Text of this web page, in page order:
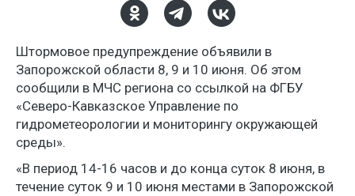
Штормовое предупреждение объявили в
Запорожской области 8, 9 и 10 июня. Об этом
сообщили в МЧС региона со ссылкой на ФГБУ
«Северо-Кавказское Управление по
гидрометеорологии и мониторингу окружающей
среды».
«В период 14-16 часов и до конца суток 8 июня, в
течение суток 9 и 10 июня местами в Запорожской